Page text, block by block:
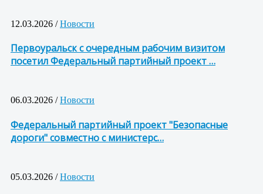
12.03.2026 /Новости
Первоуральск с очередным рабочим визитом
посетил Федеральный партийный проект …
06.03.2026 /Новости
Федеральный партийный проект "Безопасные
дороги" совместно с министерс…
05.03.2026 /Новости